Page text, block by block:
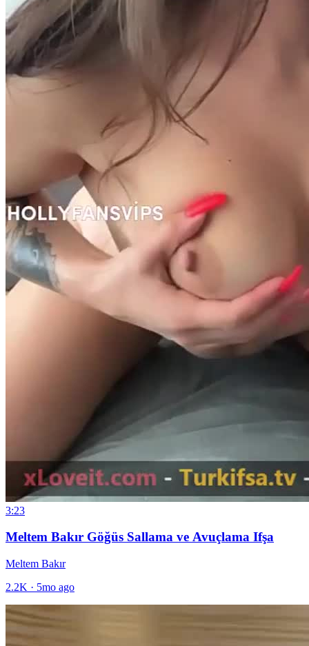
3:23
Meltem Bakır Göğüs Sallama ve Avuçlama Ifşa
Meltem Bakır
2.2K · 5mo ago